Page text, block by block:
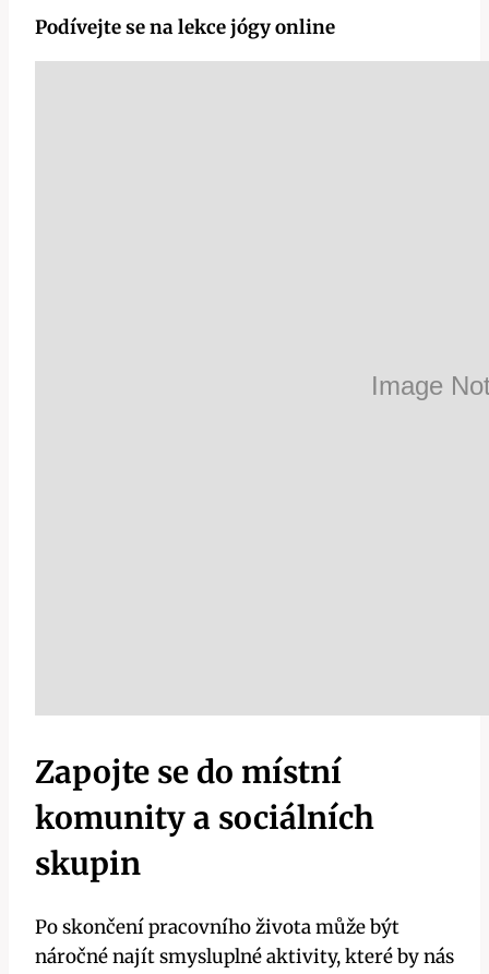
Podívejte se na lekce jógy online
Zapojte se do místní
komunity a sociálních
skupin
Po skončení pracovního života může být
náročné najít smysluplné aktivity, které by nás